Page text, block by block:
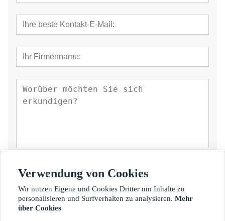
einreichen
Verwendung von Cookies
Wir nutzen Eigene und Cookies Dritter um Inhalte zu
personalisieren und Surfverhalten zu analysieren. Mehr
über Cookies